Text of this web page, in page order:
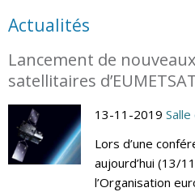
Actualités
Lancement de
satellitaires
13-11-2019
Lors d’une
aujourd’hui (13/
l’Organisation